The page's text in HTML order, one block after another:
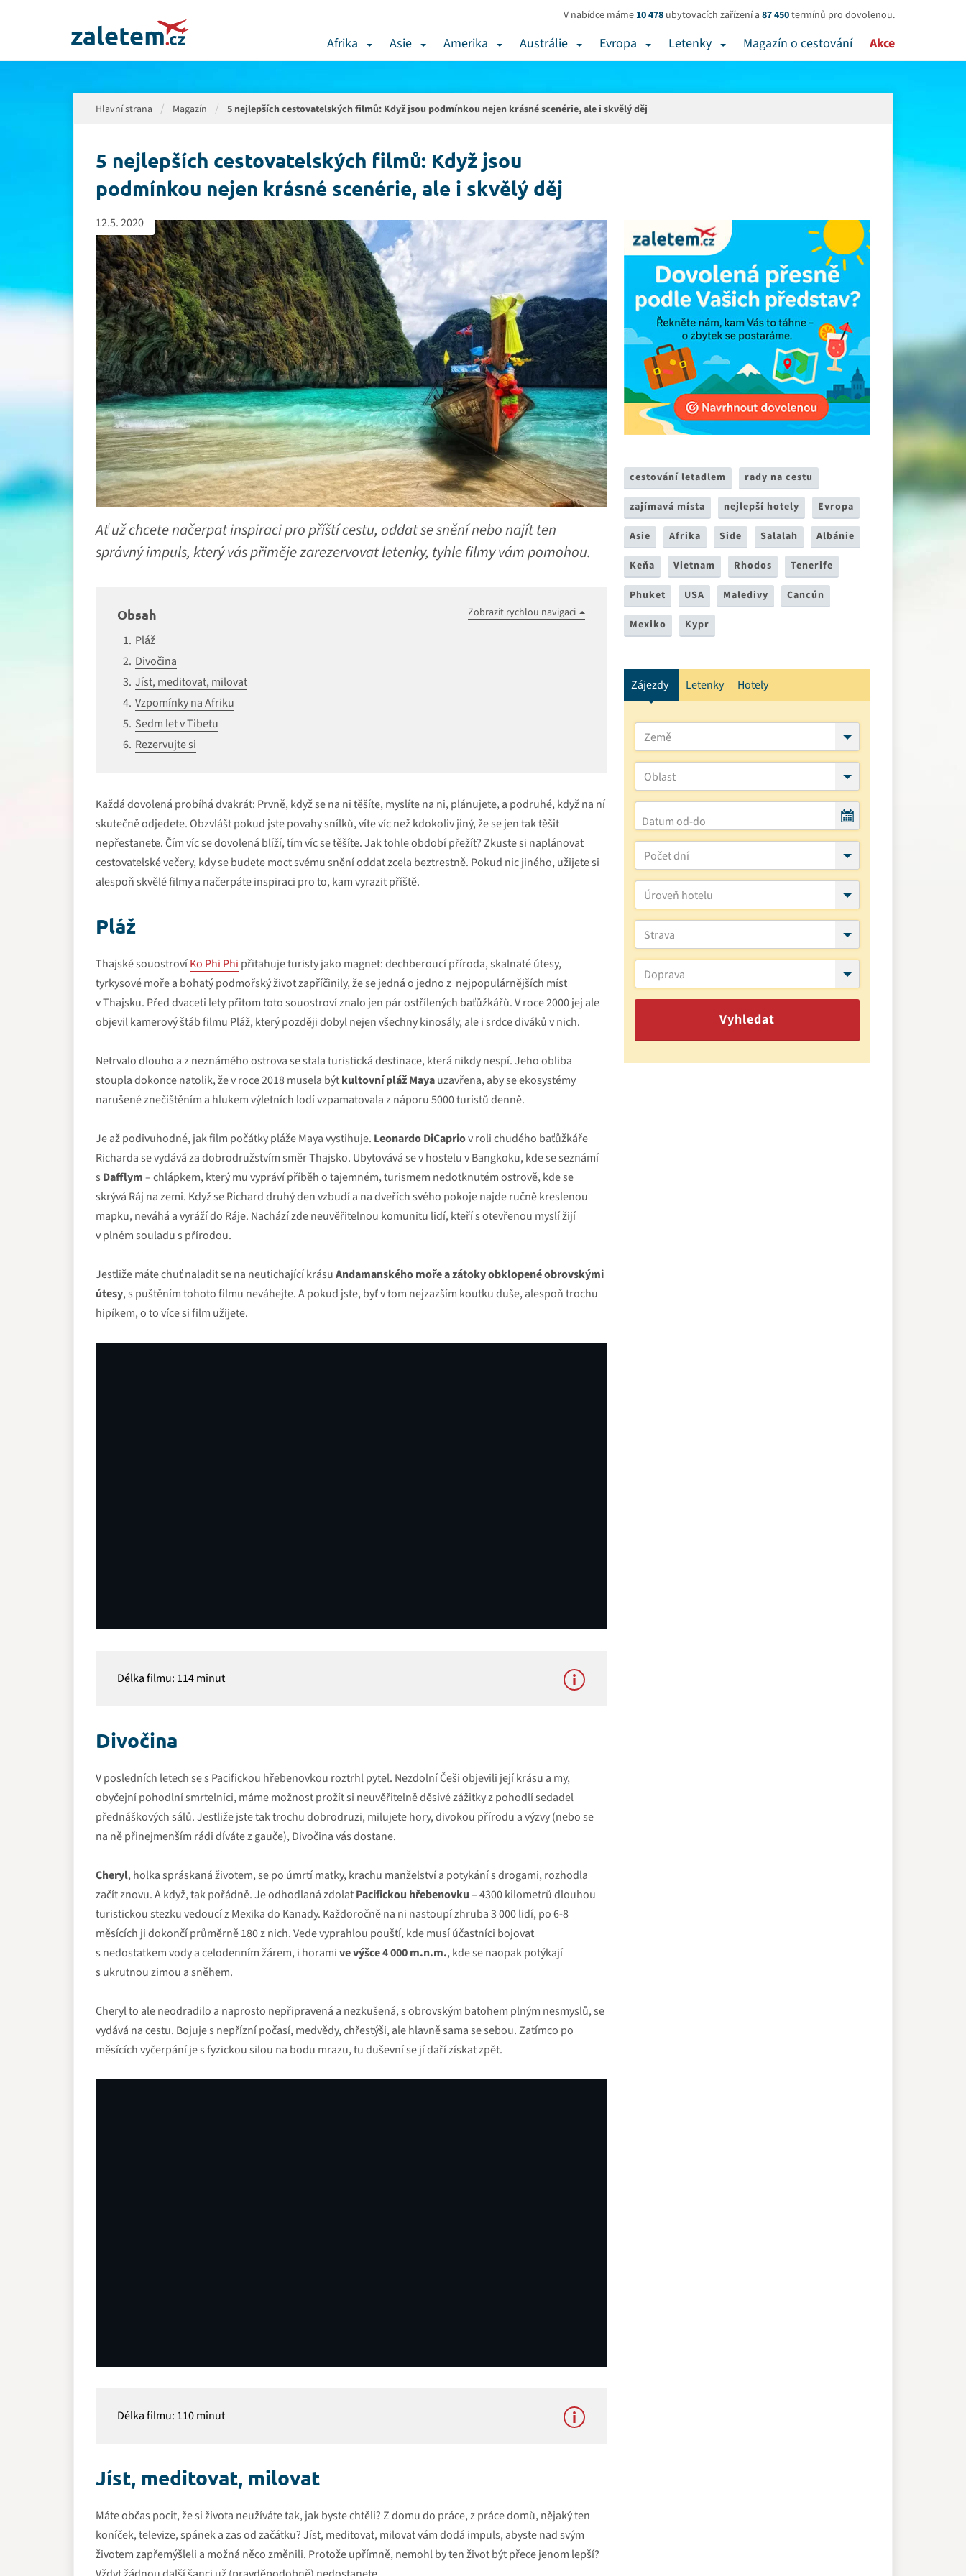
V nabídce máme 10 478 ubytovacích zařízení a 87 450termínů pro dovolenou.
Afrika Asie Amerika Austrálie Evropa Letenky Magazín o cestování Akce
Hlavní strana Magazín 5 nejlepších cestovatelských filmů: Když jsou podmínkou nejen krásné scenérie, ale i skvělý děj
5 nejlepších cestovatelských filmů: Když jsou
podmínkou nejen krásné scenérie, ale i skvělý děj
12.5. 2020
Ať už chcete načerpat inspiraci pro příští cestu, oddat se snění nebo najít ten
správný impuls, který vás přiměje zarezervovat letenky, tyhle filmy vám pomohou.
Obsah Zobrazit rychlou navigaci
Pláž
Divočina
Jíst, meditovat, milovat
Vzpomínky na Afriku
Sedm let v Tibetu
Rezervujte si
Každá dovolená probíhá dvakrát: Prvně, když se na ni těšíte, myslíte na ni, plánujete, a podruhé, když na ní
skutečně odjedete. Obzvlášť pokud jste povahy snílků, víte víc než kdokoliv jiný, že se jen tak těšit
nepřestanete. Čím víc se dovolená blíží, tím víc se těšíte. Jak tohle období přežít? Zkuste si naplánovat
cestovatelské večery, kdy se budete moct svému snění oddat zcela beztrestně. Pokud nic jiného, užijete si
alespoň skvělé filmy a načerpáte inspiraci pro to, kam vyrazit příště.
Pláž
Thajské souostrovíKo Phi Phi přitahuje turisty jako magnet: dechberoucí příroda, skalnaté útesy,
tyrkysové moře a bohatý podmořský život zapříčinily, že se jedná o jedno z nejpopulárnějších míst
v Thajsku. Před dvaceti lety přitom toto souostroví znalo jen pár ostřílených baťůžkářů. V roce 2000 jej ale
objevil kamerový štáb filmu Pláž, který později dobyl nejen všechny kinosály, ale i srdce diváků v nich.
Netrvalo dlouho a z neznámého ostrova se stala turistická destinace, která nikdy nespí. Jeho obliba
stoupla dokonce natolik, že v roce 2018 musela býtkultovní pláž Mayauzavřena, aby se ekosystémy
narušené znečištěním a hlukem výletních lodí vzpamatovala z náporu 5000 turistů denně.
Je až podivuhodné, jak film počátky pláže Maya vystihuje. Leonardo DiCapriov roli chudého baťůžkáře
Richarda se vydává za dobrodružstvím směr Thajsko. Ubytovává se v hostelu v Bangkoku, kde se seznámí
s Dafflym– chlápkem, který mu vypráví příběh o tajemném, turismem nedotknutém ostrově, kde se
skrývá Ráj na zemi. Když se Richard druhý den vzbudí a na dveřích svého pokoje najde ručně kreslenou
mapku, neváhá a vyráží do Ráje. Nachází zde neuvěřitelnou komunitu lidí, kteří s otevřenou myslí žijí
v plném souladu s přírodou.
Jestliže máte chuť naladit se na neutichající krásuAndamanského moře a zátoky obklopené obrovskými
útesy, s puštěním tohoto filmu neváhejte. A pokud jste, byť v tom nejzazším koutku duše, alespoň trochu
hipíkem, o to více si film užijete.
přijímáte podmínky youtube.com.
Délka filmu: 114 minut
Divočina
V posledních letech se s Pacifickou hřebenovkou roztrhl pytel. Nezdolní Češi objevili její krásu a my,
obyčejní pohodlní smrtelníci, máme možnost prožít si neuvěřitelně děsivé zážitky z pohodlí sedadel
přednáškových sálů. Jestliže jste tak trochu dobrodruzi, milujete hory, divokou přírodu a výzvy (nebo se
na ně přinejmenším rádi díváte z gauče), Divočina vás dostane.
Cheryl, holka spráskaná životem, se po úmrtí matky, krachu manželství a potykání s drogami, rozhodla
začít znovu. A když, tak pořádně. Je odhodlaná zdolatPacifickou hřebenovku– 4300 kilometrů dlouhou
turistickou stezku vedoucí z Mexika do Kanady. Každoročně na ni nastoupí zhruba 3 000 lidí, po 6-8
měsících ji dokončí průměrně 180 z nich. Vede vyprahlou pouští, kde musí účastníci bojovat
s nedostatkem vody a celodenním žárem, i horamive výšce 4 000 m.n.m., kde se naopak potýkají
s ukrutnou zimou a sněhem.
Cheryl to ale neodradilo a naprosto nepřipravená a nezkušená, s obrovským batohem plným nesmyslů, se
vydává na cestu. Bojuje s nepřízní počasí, medvědy, chřestýši, ale hlavně sama se sebou. Zatímco po
měsících vyčerpání je s fyzickou silou na bodu mrazu, tu duševní se jí daří získat zpět.
Youtube video
přijímáte
podmínky youtube.com.
Povolit načítání všech youtube videí
Délka filmu: 110 minut
Jíst, meditovat, milovat
Máte občas pocit, že si života neužíváte tak, jak byste chtěli? Z domu do práce, z práce domů, nějaký ten
koníček, televize, spánek a zas od začátku? Jíst, meditovat, milovat vám dodá impuls, abyste nad svým
životem zapřemýšleli a možná něco změnili. Protože upřímně, nemohl by ten život být přece jenom lepší?
cestování letadlem rady na cestu
zajímavá místa nejlepší hotely Evropa
Asie Afrika Side Salalah Albánie
Keňa Vietnam Rhodos Tenerife
Phuket USA Maledivy Cancún
Mexiko Kypr
Zájezdy Letenky Hotely
Země
Oblast
Počet dní
Úroveň hotelu
Strava
Doprava
Vyhledat